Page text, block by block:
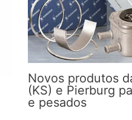
Novos produtos
(KS) e Pierburg
e pesados